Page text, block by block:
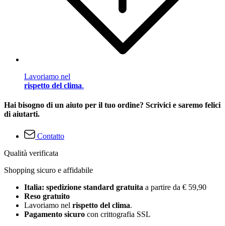
Lavoriamo nel
rispetto del clima.
Hai bisogno di un aiuto per il tuo ordine? Scrivici e saremo felici
di aiutarti.
Contatto
Qualità verificata
Shopping sicuro e affidabile
Italia: spedizione standard gratuita a partire da € 59,90
Reso gratuito
Lavoriamo nel rispetto del clima.
Pagamento sicuro con crittografia SSL